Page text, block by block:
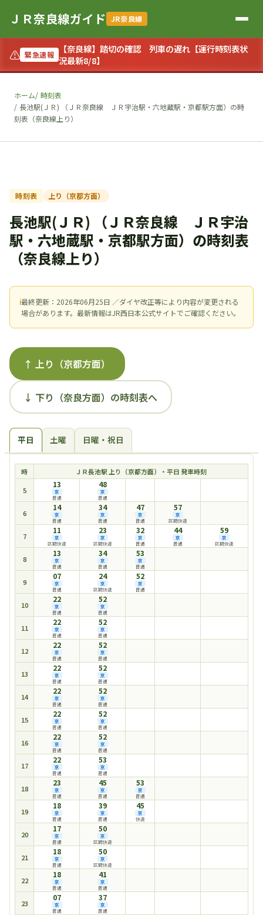
ＪＲ奈良線ガイド JR奈良線
⚠ 緊急速報
【奈良線】踏切の確認 列車の遅れ【運行時刻表状
況最新8/8】
ホーム 時刻表
長池駅(ＪＲ) （ＪＲ奈良線 ＪＲ宇治駅・六地蔵駅・京都駅方面）の時
刻表（奈良線上り）
時刻表 上り（京都方面）
長池駅(ＪＲ) （ＪＲ奈良線 ＪＲ宇治
駅・六地蔵駅・京都駅方面）の時刻表
（奈良線上り）
ℹ最終更新：2026年06月25日 ／ダイヤ改正等により内容が変更される
場合があります。最新情報はJR西日本公式サイトでご確認ください。
↑ 上り（京都方面）
↓ 下り（奈良方面）の時刻表へ
平日 土曜 日曜・祝日
時
ＪＲ長池駅 上り（京都方面）・平日 発車時刻
5
13
京
普通
48
京
普通
6
14
京
普通
34
京
普通
47
京
普通
57
京
区間快速
7
11
京
区間快速
23
京
区間快速
32
京
普通
44
京
普通
59
京
区間快速
8
13
京
普通
34
京
普通
53
京
普通
9
07
京
普通
24
京
区間快速
52
京
普通
10
22
京
普通
52
京
普通
11
22
京
普通
52
京
普通
12
22
京
普通
52
京
普通
13
22
京
普通
52
京
普通
14
22
京
普通
52
京
普通
15
22
京
普通
52
京
普通
16
22
京
普通
52
京
普通
17
22
京
普通
53
京
普通
18
23
京
普通
45
京
普通
53
京
普通
19
18
京
普通
39
京
普通
45
京
快速
20
17
京
普通
50
京
区間快速
21
18
京
普通
50
京
区間快速
22
18
京
普通
41
京
普通
23
07
京
普通
37
京
普通